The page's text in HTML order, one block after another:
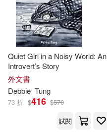
可超商取貨(5)
可港澳店取(5)
可新加坡店取(5)
可菲律賓店取(5)
Quiet Girl in a Noisy World: An
Introvert’s Story
外文書
Debbie Tung
73 折 $416 $570
試閱